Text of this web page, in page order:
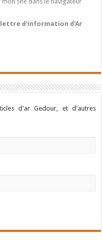
lettre d'information d'Ar
d'ar Gedour, et d'autres